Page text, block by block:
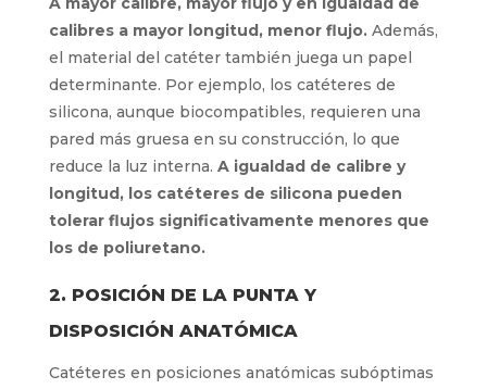
calibres a mayor longitud, menor flujo. Además,
el material del catéter también juega un papel
determinante. Por ejemplo, los catéteres de
silicona, aunque biocompatibles, requieren una
pared más gruesa en su construcción, lo que
reduce la luz interna. A igualdad de calibre y
longitud, los catéteres de silicona pueden
tolerar flujos significativamente menores que
los de poliuretano.
2. POSICIÓN DE LA PUNTA Y
DISPOSICIÓN ANATÓMICA
Catéteres en posiciones anatómicas subóptimas